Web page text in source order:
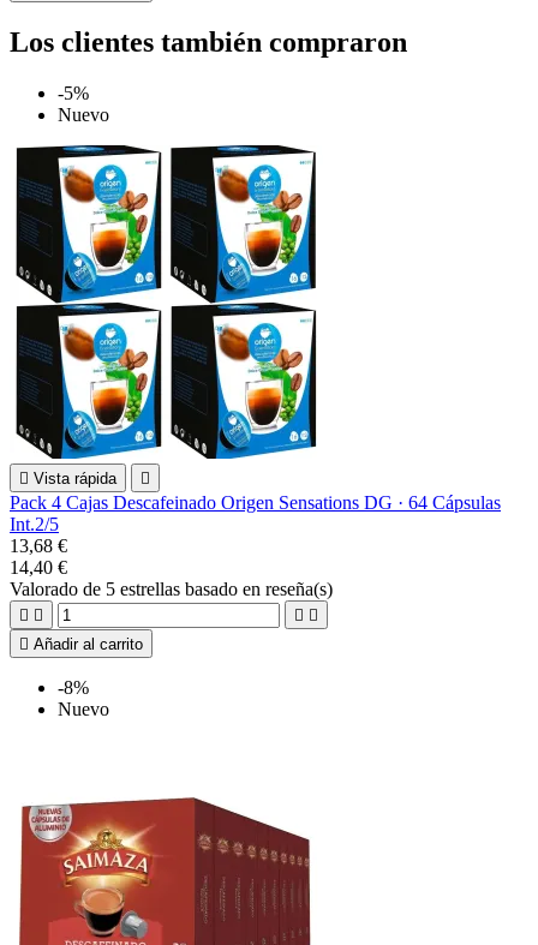
Los clientes también compraron
-5%
Nuevo
 Vista rápida 
Pack 4 Cajas Descafeinado Origen Sensations DG · 64 Cápsulas
Int.2/5
13,68 €
14,40 €
Valorado de 5 estrellas basado en reseña(s)
   
 Añadir al carrito
-8%
Nuevo